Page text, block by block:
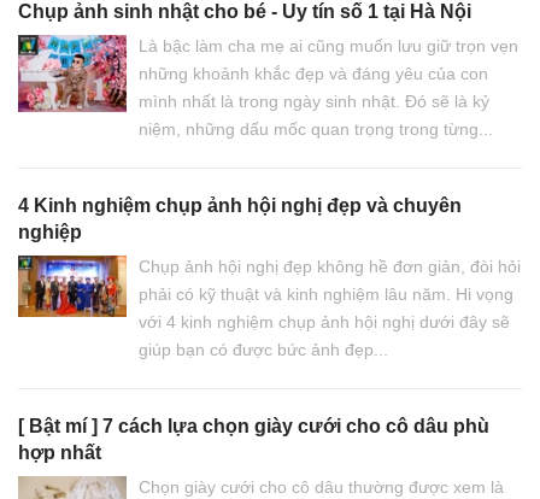
Chụp ảnh sinh nhật cho bé - Uy tín số 1 tại Hà Nội
Là bậc làm cha mẹ ai cũng muốn lưu giữ trọn vẹn
những khoảnh khắc đẹp và đáng yêu của con
mình nhất là trong ngày sinh nhật. Đó sẽ là kỷ
niệm, những dấu mốc quan trọng trong từng...
4 Kinh nghiệm chụp ảnh hội nghị đẹp và chuyên
nghiệp
Chụp ảnh hội nghị đẹp không hề đơn giản, đòi hỏi
phải có kỹ thuật và kinh nghiệm lâu năm. Hi vọng
với 4 kinh nghiệm chụp ảnh hội nghị dưới đây sẽ
giúp bạn có được bức ảnh đẹp...
[ Bật mí ] 7 cách lựa chọn giày cưới cho cô dâu phù
hợp nhất
Chọn giày cưới cho cô dâu thường được xem là